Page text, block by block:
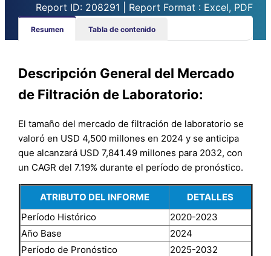
Report ID: 208291 | Report Format : Excel, PDF
Resumen Tabla de contenido
Descripción General del Mercado
de Filtración de Laboratorio:
El tamaño del mercado de filtración de laboratorio se
valoró en USD 4,500 millones en 2024 y se anticipa
que alcanzará USD 7,841.49 millones para 2032, con
un CAGR del 7.19% durante el período de pronóstico.
ATRIBUTO DEL INFORME
DETALLES
Período Histórico
2020-2023
Año Base
2024
Período de Pronóstico
2025-2032